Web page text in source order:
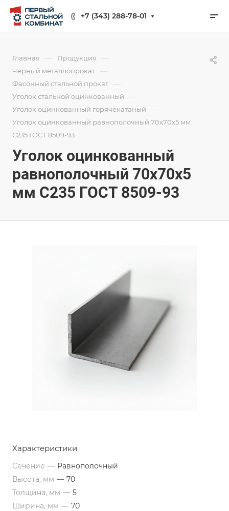
+7 (343) 288-78-01
Главная — Продукция —
Черный металлопрокат —
Фасонный стальной прокат —
Уголок стальной оцинкованный —
Уголок оцинкованный горячекатаный —
Уголок оцинкованный равнополочный 70х70х5 мм
С235 ГОСТ 8509-93
Уголок оцинкованный
равнополочный 70х70х5
мм С235 ГОСТ 8509-93
Характеристики
Сечение — Равнополочный
Высота, мм — 70
Толщина, мм — 5
Ширина, мм — 70